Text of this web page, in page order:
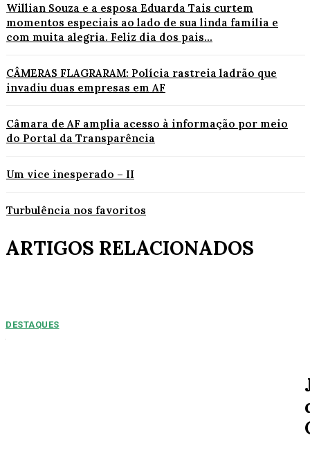
Willian Souza e a esposa Eduarda Tais curtem
momentos especiais ao lado de sua linda família e
com muita alegria. Feliz dia dos pais...
CÂMERAS FLAGRARAM: Polícia rastreia ladrão que
invadiu duas empresas em AF
Câmara de AF amplia acesso à informação por meio
do Portal da Transparência
Um vice inesperado – II
Turbulência nos favoritos
ARTIGOS RELACIONADOS
DESTAQUES